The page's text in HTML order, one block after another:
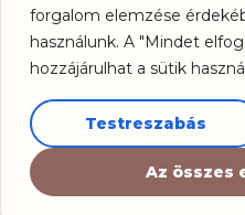
forgalom elemzése
használunk. A "Mindet
hozzájárulhat a sütik
Testreszabás
Az összes
Információ
Szállítás és fizetés
Adatkezelés